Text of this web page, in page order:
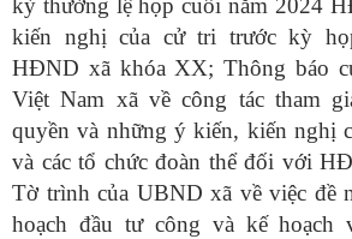
kỳ thường lệ họp cuối năm 2024
kiến nghị của cử tri trước kỳ
HĐND xã khóa XX; Thông báo
Việt Nam xã về công tác tham
quyền và những ý kiến, kiến nghị
và các tổ chức đoàn thể đối với
Tờ trình của UBND xã về việc đề
hoạch đầu tư công và kế hoạch